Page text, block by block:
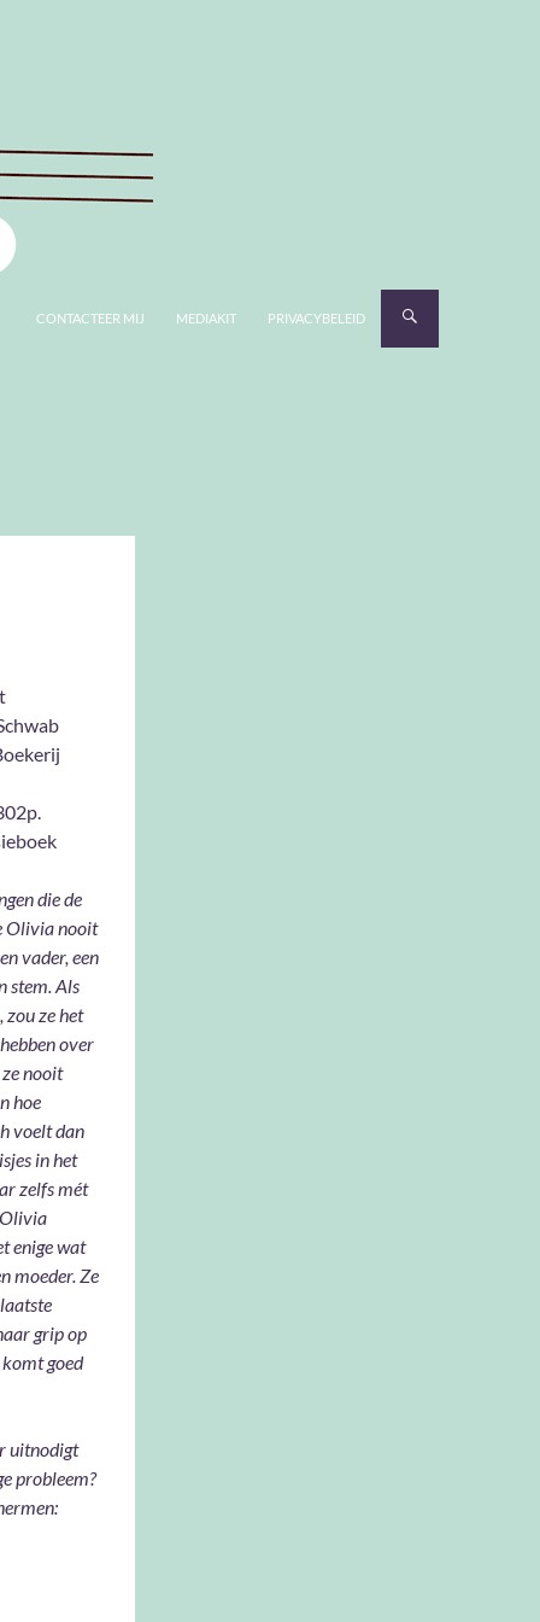
CONTACTEER MIJ MEDIAKIT PRIVACYBELEID
die de
Olivia nooit
vader, een
stem. Als
zou ze het
over
nooit
hoe
voelt dan
in het
zelfs mét
enige wat
moeder. Ze
grip op
goed
uitnodigt
probleem?